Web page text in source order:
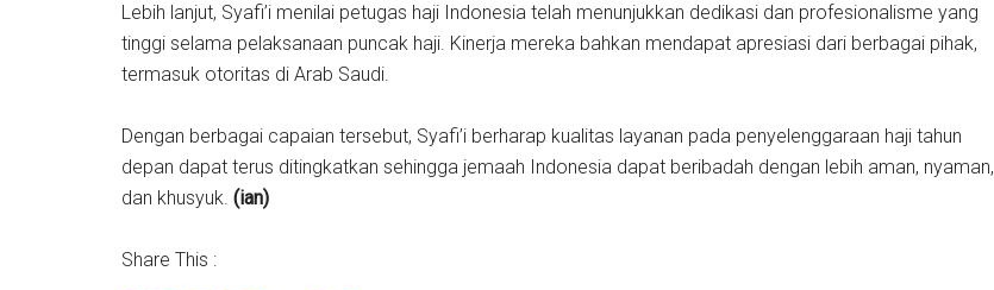
Lebih lanjut, Syafi’i menilai petugas haji Indonesia telah menunjukkan dedikasi dan profesionalisme yang
tinggi selama pelaksanaan puncak haji. Kinerja mereka bahkan mendapat apresiasi dari berbagai pihak,
termasuk otoritas di Arab Saudi.
Dengan berbagai capaian tersebut, Syafi’i berharap kualitas layanan pada penyelenggaraan haji tahun
depan dapat terus ditingkatkan sehingga jemaah Indonesia dapat beribadah dengan lebih aman, nyaman,
dan khusyuk. (ian)
Share This :